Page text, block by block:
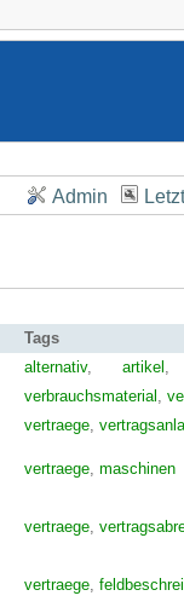
Admin
Tags
alternativ, artikel
verbrauchsmaterial ,
vertraege,
vertraege, maschinen
vertraege,
vertraege,